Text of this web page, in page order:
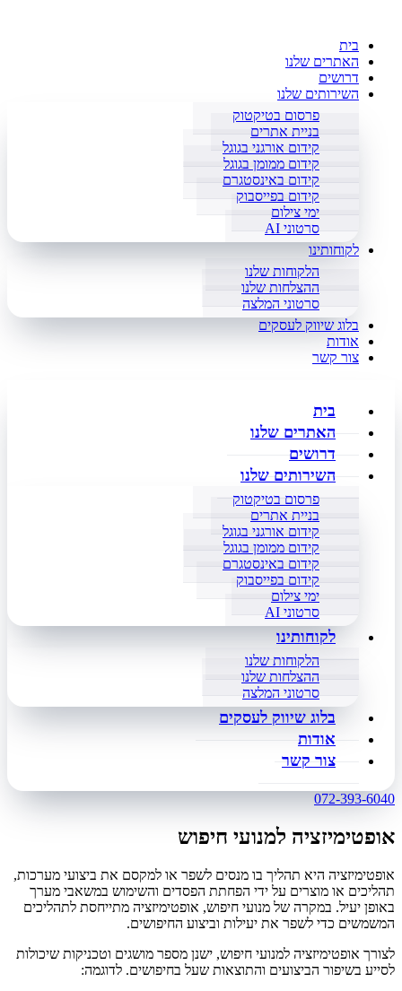
בית
האתרים שלנו
דרושים
השירותים שלנו
פרסום בטיקטוק
בניית אתרים
קידום אורגני בגוגל
קידום ממומן בגוגל
קידום באינסטגרם
קידום בפייסבוק
ימי צילום
סרטוני AI
לקוחותינו
הלקוחות שלנו
ההצלחות שלנו
סרטוני המלצה
בלוג שיווק לעסקים
אודות
צור קשר
בית
האתרים שלנו
דרושים
השירותים שלנו
פרסום בטיקטוק
בניית אתרים
קידום אורגני בגוגל
קידום ממומן בגוגל
קידום באינסטגרם
קידום בפייסבוק
ימי צילום
סרטוני AI
לקוחותינו
הלקוחות שלנו
ההצלחות שלנו
סרטוני המלצה
בלוג שיווק לעסקים
אודות
צור קשר
072-393-6040
אופטימיזציה למנועי חיפוש
אופטימיזציה היא תהליך בו מנסים לשפר או למקסם את ביצועי מערכות,
תהליכים או מוצרים על ידי הפחתת הפסדים והשימוש במשאבי מערך
באופן יעיל. במקרה של מנועי חיפוש, אופטימיזציה מתייחסת לתהליכים
המשמשים כדי לשפר את יעילות וביצוע החיפושים.
לצורך אופטימיזציה למנועי חיפוש, ישנן מספר מושגים וטכניקות שיכולות
לסייע בשיפור הביצועים והתוצאות שעל בחיפושים. לדוגמה: